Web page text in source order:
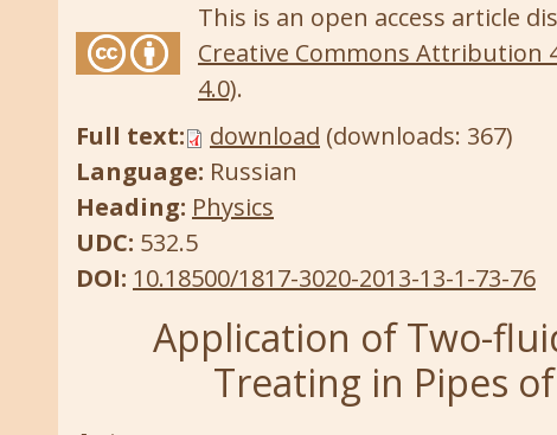
This is an open access article
Creative Commons Attribution
4.0).
Full text:
download (downloads: 367)
Language: Russian
Heading: Physics
UDC: 532.5
DOI: 10.18500/1817-3020-2013-13-1-73-76
Application of Two-
Treating in Pipes